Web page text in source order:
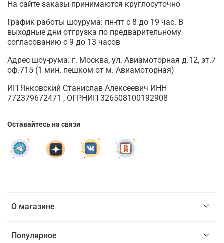
О магазине
Популярное
На сайте заказы принимаются круглосуточно
График работы шоурума: пн-пт с 8 до 19 час. В
выходные дни отгрузка по предварительному
согласованию с 9 до 13 часов
Адрес шоу-рума: г. Москва, ул. Авиамоторная д.12, эт.7
оф.715 (1 мин. пешком от м. Авиамоторная)
ИП Янковский Станислав Алексеевич ИНН
772379672471 , ОГРНИП 326508100192908
Оставайтесь на связи